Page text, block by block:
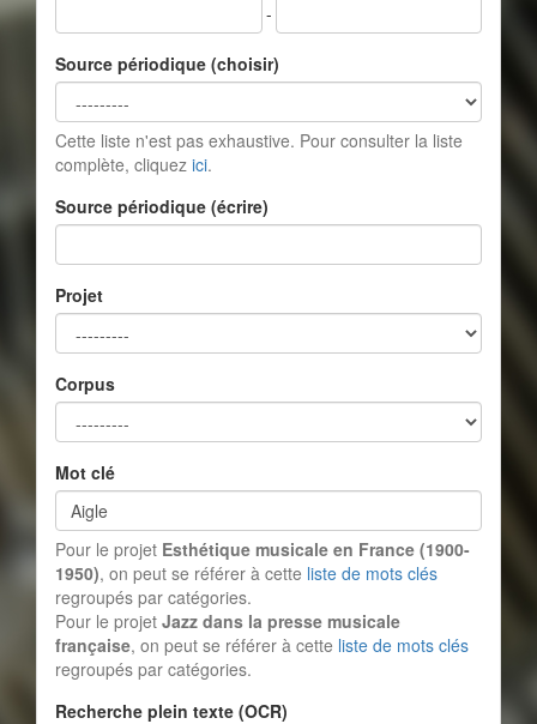
-
Source périodique (choisir)
Cette liste n'est pas exhaustive. Pour consulter la liste
complète, cliquez ici.
Source périodique (écrire)
Projet
Corpus
Mot clé
Pour le projet Esthétique musicale en France (1900-
1950), on peut se référer à cette liste de mots clés
regroupés par catégories.
Pour le projet Jazz dans la presse musicale
française, on peut se référer à cette liste de mots clés
regroupés par catégories.
Recherche plein texte (OCR)